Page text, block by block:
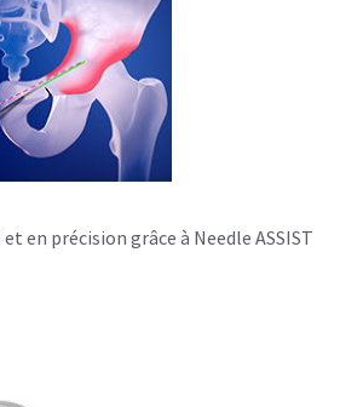
en précision grâce à Needle ASSIST